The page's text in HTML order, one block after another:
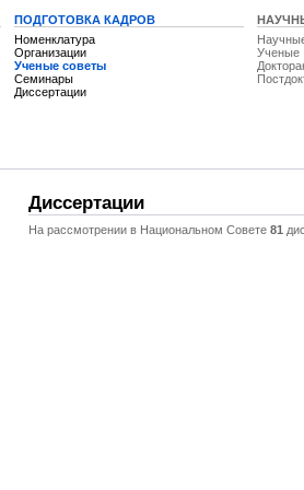
ПОДГОТОВКА КАДРОВ
Номенклатура
Организации
Ученые советы
Семинары
Диссертации
Ученые
Диссертации
На рассмотрении в Национальном Совете 81